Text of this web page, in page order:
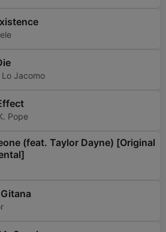
Jacomo
Pope
(feat. Taylor Dayne) [Original